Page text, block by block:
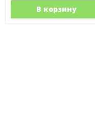
В корзину